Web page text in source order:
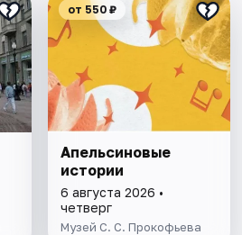
от 550 ₽
Апельсиновые
истоpии
6 августа 2026 •
четверг
Музей С. С. Прокофьева